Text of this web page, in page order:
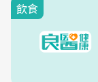
飲食